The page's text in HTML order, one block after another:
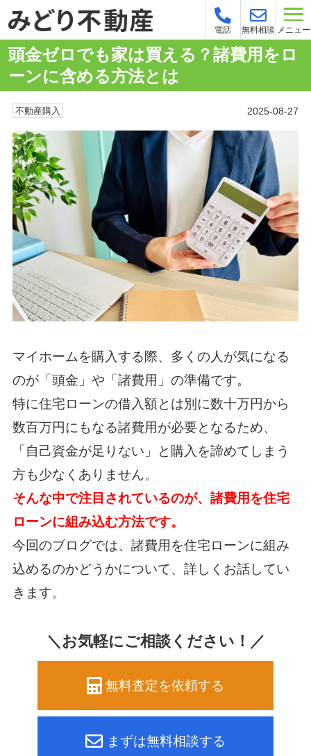
電話 無料相談 メニュー
頭金ゼロでも家は買える？諸費用をロ
ーンに含める方法とは
不動産購入 2025-08-27
マイホームを購入する際、多くの人が気になる
のが「頭金」や「諸費用」の準備です。
特に住宅ローンの借入額とは別に数十万円から
数百万円にもなる諸費用が必要となるため、
「自己資金が足りない」と購入を諦めてしまう
方も少なくありません。
そんな中で注目されているのが、諸費用を住宅
ローンに組み込む方法です。
今回のブログでは、諸費用を住宅ローンに組み
込めるのかどうかについて、詳しくお話してい
きます。
＼お気軽にご相談ください！／
無料査定を依頼する
まずは無料相談する